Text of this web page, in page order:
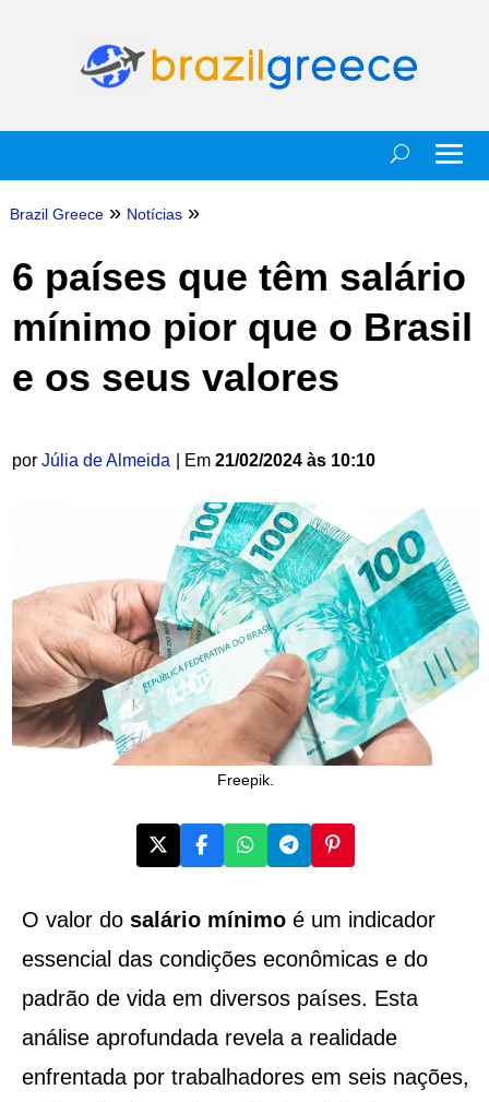
Brazil Greece » Notícias »
6 países que têm salário
mínimo pior que o Brasil
e os seus valores
por Júlia de Almeida | Em 21/02/2024 às 10:10
Freepik.
O valor do salário mínimoé um indicador
essencial das condições econômicas e do
padrão de vida em diversos países. Esta
análise aprofundada revela a realidade
enfrentada por trabalhadores em seis nações,